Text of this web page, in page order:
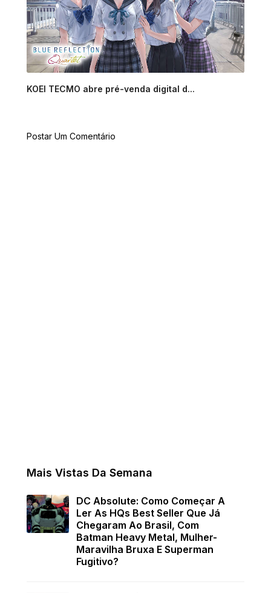
KOEI TECMO abre pré-venda digital d...
Postar Um Comentário
Mais Vistas Da Semana
DC Absolute: Como Começar A
Ler As HQs Best Seller Que Já
Chegaram Ao Brasil, Com
Batman Heavy Metal, Mulher-
Maravilha Bruxa E Superman
Fugitivo?